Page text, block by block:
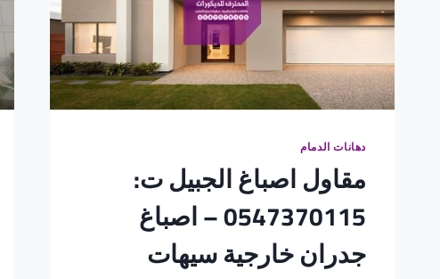
دهانات الدمام
مقاول اصباغ الجبيل ت:
0547370115 – اصباغ
جدران خارجية سيهات